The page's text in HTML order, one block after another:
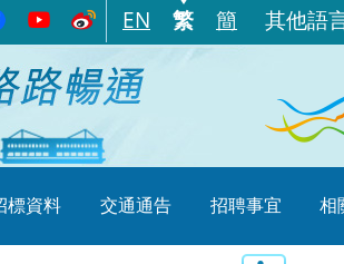
EN 繁 簡 其他語
標資料 交通通告 招聘事宜 相